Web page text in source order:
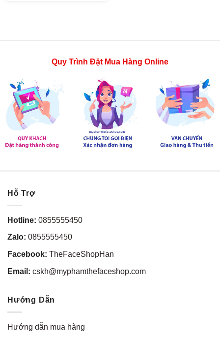
Quy Trình Đặt Mua Hàng Online
Hỗ Trợ
Hotline: 0855555450
Zalo: 0855555450
Facebook: TheFaceShopHan
Email: cskh@myphamthefaceshop.com
Hướng Dẫn
Hướng dẫn mua hàng